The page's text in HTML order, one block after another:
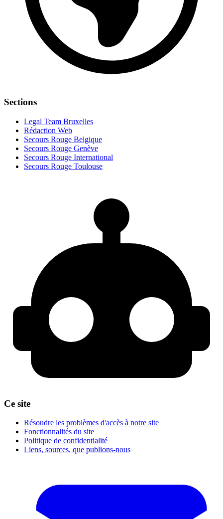
Sections
Legal Team Bruxelles
Rédaction Web
Secours Rouge Belgique
Secours Rouge Genève
Secours Rouge International
Secours Rouge Toulouse
Ce site
Résoudre les problèmes d'accès à notre site
Fonctionnalités du site
Politique de confidentialité
Liens, sources, que publions-nous